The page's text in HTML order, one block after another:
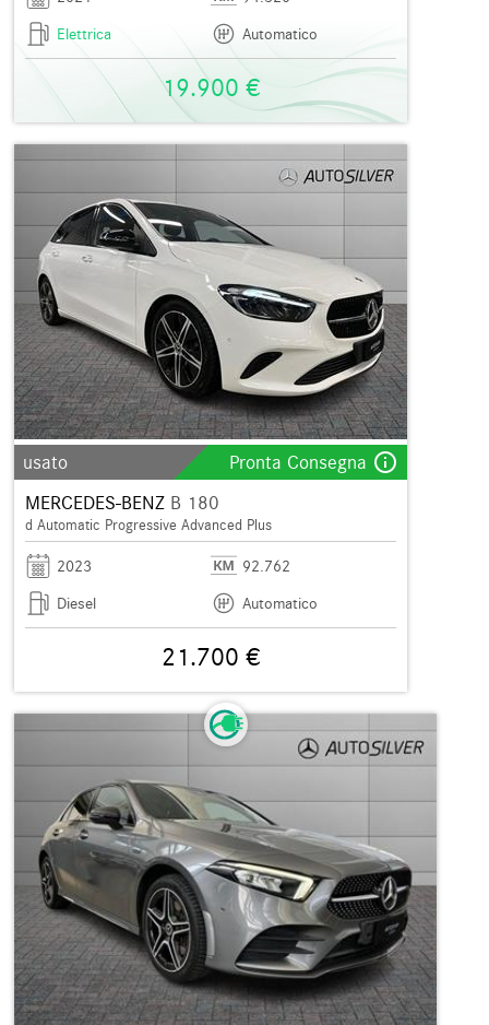
Elettrica
Automatico
19.900 €
usato Pronta Consegna info_outline
MERCEDES-BENZ B 180
d Automatic Progressive Advanced Plus
2023
92.762
Diesel
Automatico
21.700 €